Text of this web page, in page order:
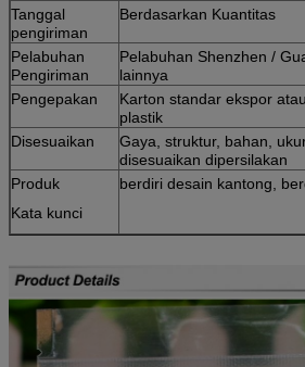
Tanggal
pengiriman
Berdasarkan Kuantitas
Pelabuhan
Pengiriman
Pelabuhan Shenzhen /
lainnya
Pengepakan
Karton standar ekspor
plastik
Disesuaikan
Gaya, struktur, bahan,
disesuaikan dipersilakan
Produk
Kata kunci
berdiri desain kantong,